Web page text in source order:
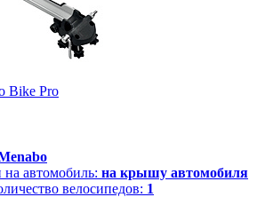
Bike Pro
автомобиль: на крышу автомобиля
велосипедов: 1